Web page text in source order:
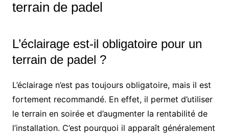
terrain de padel
L’éclairage est-il obligatoire pour un
terrain de padel ?
L’éclairage n’est pas toujours obligatoire, mais il est
fortement recommandé. En effet, il permet d’utiliser
le terrain en soirée et d’augmenter la rentabilité de
l’installation. C’est pourquoi il apparaît généralement